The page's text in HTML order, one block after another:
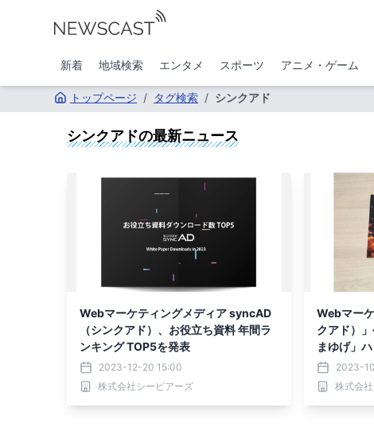
新着 地域検索 エンタメ スポーツ アニメ・ゲーム
トップページ / タグ検索 / シンクアド
シンクアドの最新ニュース
Webマーケティングメディア syncAD
（シンクアド）、お役立ち資料 年間ラ
ンキング TOP5を発表
2023-12-20 15:00
株式会社シーピアーズ
Webマー
クアド）
まゆげ」
プリントキ
2023-
株式会